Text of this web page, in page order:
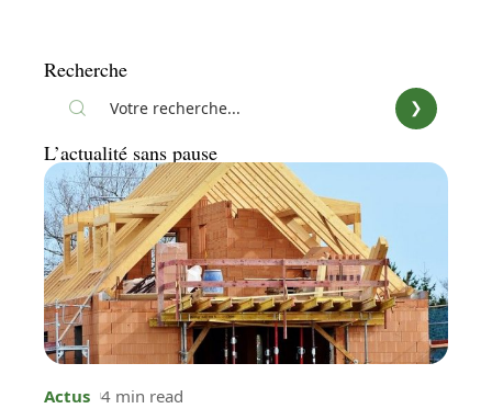
Recherche
L’actualité sans pause
Actus 4 min read